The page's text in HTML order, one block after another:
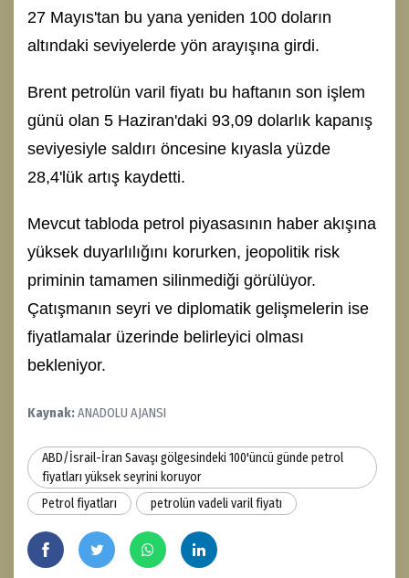
27 Mayıs'tan bu yana yeniden 100 doların
altındaki seviyelerde yön arayışına girdi.
Brent petrolün varil fiyatı bu haftanın son işlem
günü olan 5 Haziran'daki 93,09 dolarlık kapanış
seviyesiyle saldırı öncesine kıyasla yüzde
28,4'lük artış kaydetti.
Mevcut tabloda petrol piyasasının haber akışına
yüksek duyarlılığını korurken, jeopolitik risk
priminin tamamen silinmediği görülüyor.
Çatışmanın seyri ve diplomatik gelişmelerin ise
fiyatlamalar üzerinde belirleyici olması
bekleniyor.
Kaynak:ANADOLU AJANSI
ABD/İsrail-İran Savaşı gölgesindeki 100'üncü günde petrol
fiyatları yüksek seyrini koruyor
Petrol fiyatları
petrolün vadeli varil fiyatı